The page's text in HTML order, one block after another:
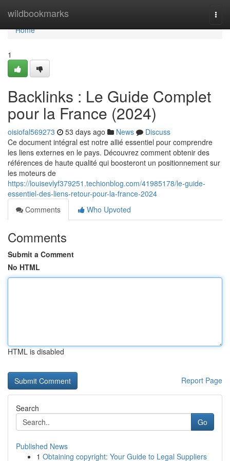
wildbookmarks
Home
Home
1
Backlinks : Le Guide Complet
pour la France (2024)
oisiofal569273 53 days ago News
Discuss
Ce document intégral est notre allié essentiel pour comprendre
les liens externes en le pays. Découvrez comment obtenir des
références de haute qualité qui boosteront un positionnement sur
les moteurs de
https://louisevlyf379251.techionblog.com/41985178/le-guide-
essentiel-des-liens-retour-pour-la-france-2024
Comments
Who Upvoted
Comments
Submit a Comment
No HTML
HTML is disabled
Report Page
Search
Go
Published News
1 Obtaining copyright: Your Guide to Legal Suppliers